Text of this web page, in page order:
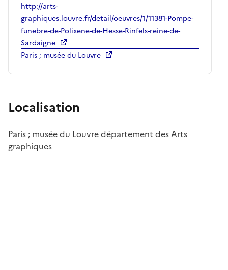
http://arts-
graphiques.louvre.fr/detail/oeuvres/1/11381-Pompe-
funebre-de-Polixene-de-Hesse-Rinfels-reine-de-
Sardaigne
Paris ; musée du Louvre
Localisation
Paris ; musée du Louvre département des Arts
graphiques